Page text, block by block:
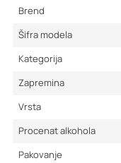
Brend
Šifra modela
Kategorija
Zapremina
Vrsta
Procenat alkohola
Pakovanje